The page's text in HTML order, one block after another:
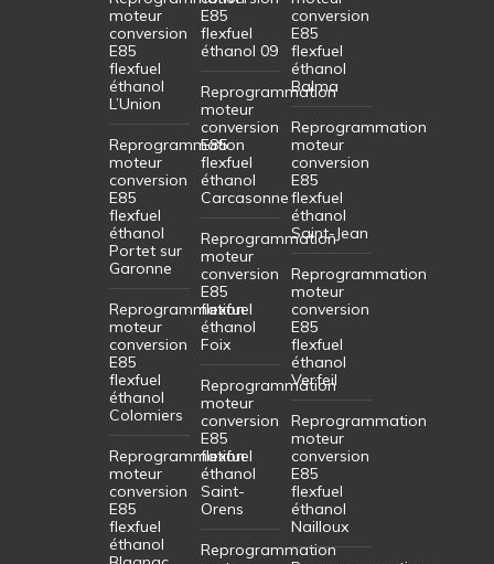
moteur
conversion
E85
flexfuel
éthanol
L’Union
Reprogrammation
moteur
conversion
E85
flexfuel
éthanol
Portet sur
Garonne
Reprogrammation
moteur
conversion
E85
flexfuel
éthanol
Colomiers
Reprogrammation
moteur
conversion
E85
flexfuel
éthanol
E85
flexfuel
éthanol 09
Reprogrammation
moteur
conversion
E85
flexfuel
éthanol
Carcasonne
Reprogrammation
moteur
conversion
E85
flexfuel
éthanol
Foix
Reprogrammation
moteur
conversion
E85
flexfuel
éthanol
Saint-
Orens
Reprogrammation
conversion
E85
flexfuel
éthanol
Balma
Reprogrammation
moteur
conversion
E85
flexfuel
éthanol
Saint-Jean
Reprogrammation
moteur
conversion
E85
flexfuel
éthanol
Verfeil
Reprogrammation
moteur
conversion
E85
flexfuel
éthanol
Nailloux